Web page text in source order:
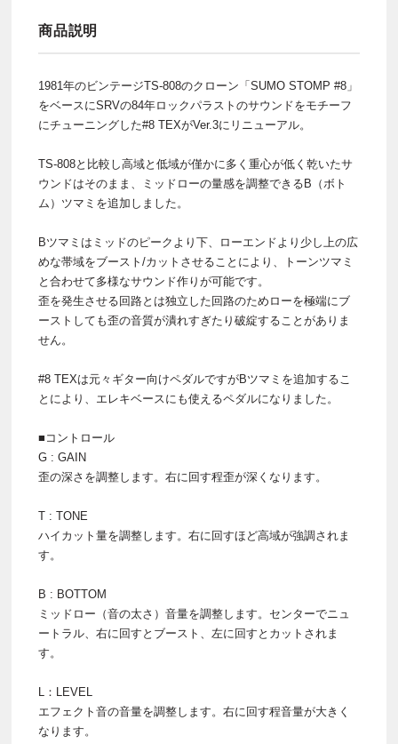
商品説明
1981年のビンテージTS-808のクローン「SUMO STOMP #8」
をベースにSRVの84年ロックパラストのサウンドをモチーフ
にチューニングした#8 TEXがVer.3にリニューアル。
TS-808と比較し高域と低域が僅かに多く重心が低く乾いたサ
ウンドはそのまま、ミッドローの量感を調整できるB（ボト
ム）ツマミを追加しました。
Bツマミはミッドのピークより下、ローエンドより少し上の広
めな帯域をブースト/カットさせることにより、トーンツマミ
と合わせて多様なサウンド作りが可能です。
歪を発生させる回路とは独立した回路のためローを極端にブ
ーストしても歪の音質が潰れすぎたり破綻することがありま
せん。
#8 TEXは元々ギター向けペダルですがBツマミを追加するこ
とにより、エレキベースにも使えるペダルになりました。
■コントロール
G : GAIN
歪の深さを調整します。右に回す程歪が深くなります。
T : TONE
ハイカット量を調整します。右に回すほど高域が強調されま
す。
B : BOTTOM
ミッドロー（音の太さ）音量を調整します。センターでニュ
ートラル、右に回すとブースト、左に回すとカットされま
す。
L：LEVEL
エフェクト音の音量を調整します。右に回す程音量が大きく
なります。